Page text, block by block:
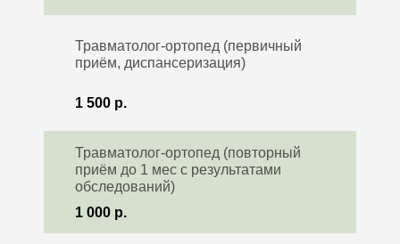
Травматолог-ортопед (повторный
приём до 1 мес с результатами
обследований)
1 000 р.
1 500 р.
Травматолог-ортопед (первичный
приём, диспансеризация)